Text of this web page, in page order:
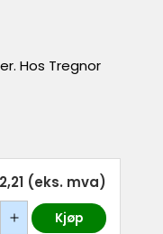
Hos Tregnor
(eks. mva)
Kjøp